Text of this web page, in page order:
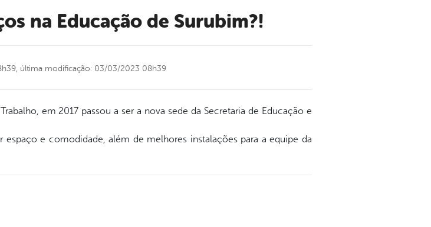
na Educação de Surubim?!
última modificação: 03/03/2023 08h39
em 2017 passou a ser a nova sede da Secretaria de Educação e
e comodidade, além de melhores instalações para a equipe da